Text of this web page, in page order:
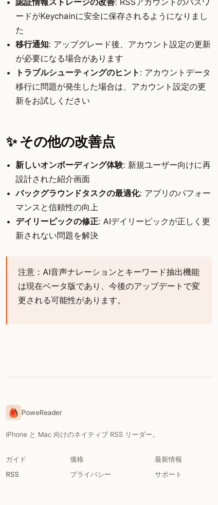
ードがKeychainに安全に保存されるようになりまし
た
移行通知: アップグレード後、アカウント設定の更新
が必要になる場合があります
トラブルシューティングのヒント : アカウントデータ
移行に問題が発生した場合は、アカウント設定の更
新をお試しください
✨ その他の改善点
新しいオンボーディング体験: 新規ユーザー向けに再
設計された紹介画面
バックグラウンドタスクの最適化: アプリのパフォー
マンスと信頼性の向上
デイリーピックの修正: AIデイリーピックが正しく更
新されない問題を解決
注意：AI音声ナレーションとキーワード抽出機能
は現在ベータ版であり、今後のアップデートで変
更される可能性があります。
PoweReader
iPhone と Mac 向けのネイティブ RSS リーダー。
ガイド 価格
最新情報
RSS
プライバシー サポート